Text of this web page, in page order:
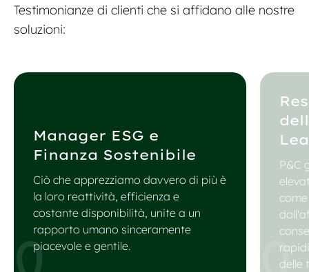
Testimonianze di clienti che si affidano alle nostre
soluzioni:
Manager ESG e
Finanza Sostenibile
Ciò che apprezziamo davvero di più è
la loro reattività, efficienza e
costante disponibilità, unite a un
rapporto umano sinceramente
piacevole e gentile.
P&C
delle